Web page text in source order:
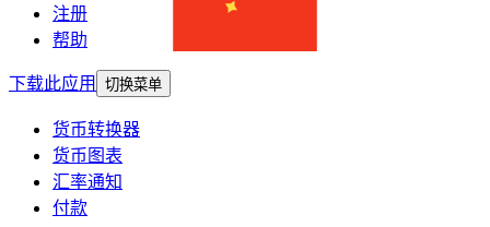
注册
帮助
下载此应用
切换菜单
货币转换器
货币图表
汇率通知
付款